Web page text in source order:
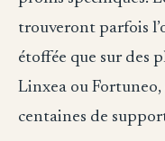
trouveront parfois
étoffée que sur des
Linxea ou
centaines de